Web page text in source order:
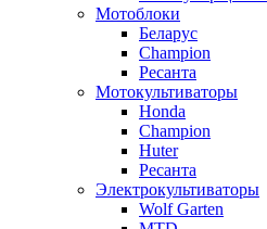
Мотоблоки
Беларус
Champion
Ресанта
Мотокультиваторы
Honda
Champion
Huter
Ресанта
Электрокультиваторы
Wolf Garten